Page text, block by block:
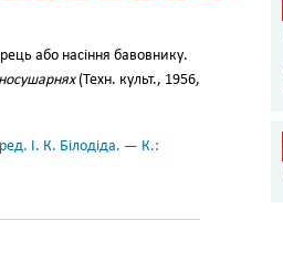
або насіння бавовнику.
(Техн. культ., 1956,
І. К. Білодіда. — К.: